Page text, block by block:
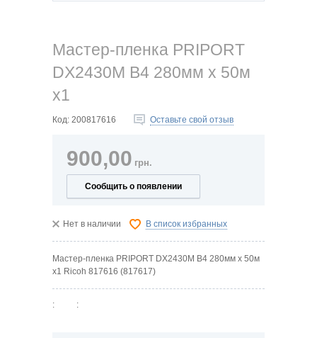
Мастер-пленка PRIPORT
DX2430M B4 280мм x 50м
x1
Код: 200817616 Оставьте свой отзыв
900,00 грн.
Сообщить о появлении
Нет в наличии В список избранных
Мастер-пленка PRIPORT DX2430M B4 280мм x 50м
x1 Ricoh 817616 (817617)
: :